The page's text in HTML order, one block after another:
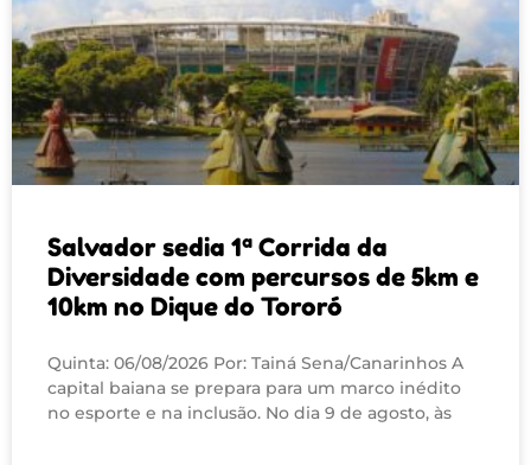
Salvador sedia 1ª Corrida da
Diversidade com percursos de 5km e
10km no Dique do Tororó
Quinta: 06/08/2026 Por: Tainá Sena/Canarinhos A
capital baiana se prepara para um marco inédito
no esporte e na inclusão. No dia 9 de agosto, às